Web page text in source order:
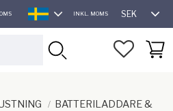
SVENSKA
INKL. MOMS SEK
BATTERILADDARE &